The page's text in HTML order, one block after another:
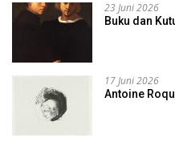
23 Juni 2026
Buku dan
17 Juni 2026
Antoine